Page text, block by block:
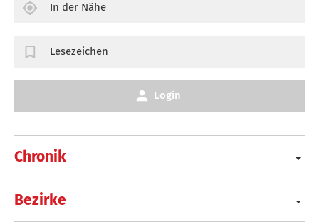
Chronik
Bezirke
In der Nähe
Lesezeichen
Login